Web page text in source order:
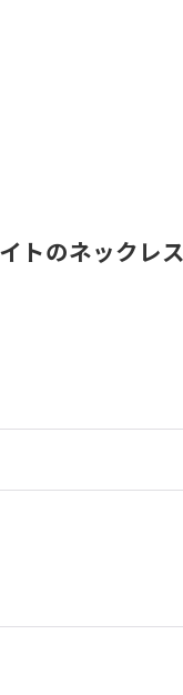
トのネック